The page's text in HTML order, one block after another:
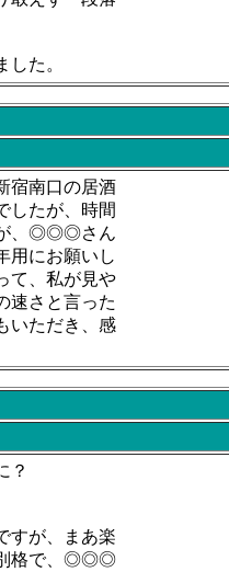
た。
宿南口の居酒
したが、時間
が、◎◎◎さん
用にお願いし
て、私が見や
速さと言った
いただき、感
？
すが、まあ楽
別格で、◎◎◎